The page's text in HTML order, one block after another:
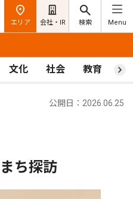
エリア 会社・IR 検索 Menu
文化 社会 教育 ス
公開日：2026.06.25
ち探訪